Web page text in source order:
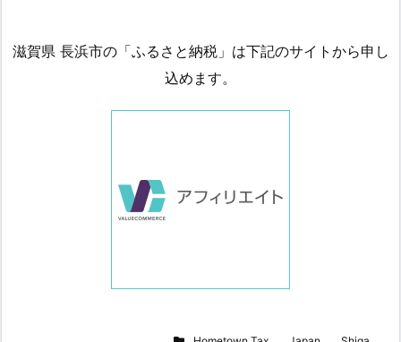
滋賀県 長浜市の「ふるさと納税」は下記のサイトから申し
込めます。